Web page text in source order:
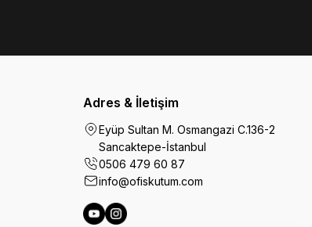
Adres & İletişim
Eyüp Sultan M. Osmangazi C.136-2
Sancaktepe-İstanbul
0506 479 60 87
info@ofiskutum.com
Ofiskutum You Tube
Ofiskutum Instagram